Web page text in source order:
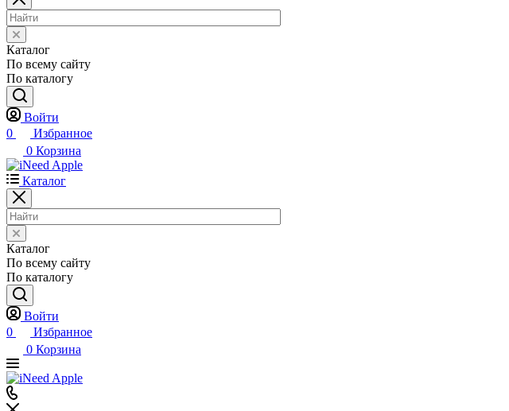
Каталог
По всему сайту
По каталогу
Войти
0
Избранное
0 Корзина
Каталог
Каталог
По всему сайту
По каталогу
Войти
0
Избранное
0 Корзина